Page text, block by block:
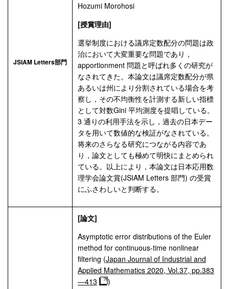
JSIAM Letters部門
Hozumi Morohosi
[授賞理由]
選挙制度における議席定数配分の問題は政
治において大変重要な問題であり，
apportionment 問題と呼ばれ多くの研究が
なされてきた。本論文は議席定数配分が県
あるいは州により分割されている場合を考
察し，その不均衡性を計測する新しい指標
として対数Gini 平均測度を提唱している。
3 通りの利用手法を示し，過去の日本デー
タを用いて数値的な検証がなされている。
将来のさらなる研究につながる内容であ
り，論文としても極めて明快にまとめられ
ている。以上により，本論文は日本応用数
理学会論文賞(JSIAM Letters 部門) の受賞
にふさわしいと判断する。
[論文]
Asymptotic error distributions of the Euler
method for continuous-time nonlinear
filtering (Japan Journal of Industrial and
Applied Mathematics 2020, Vol.37, pp.383
—413
)